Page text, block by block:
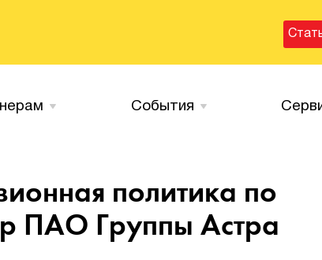
События
политика по
ПАО Группы Астра